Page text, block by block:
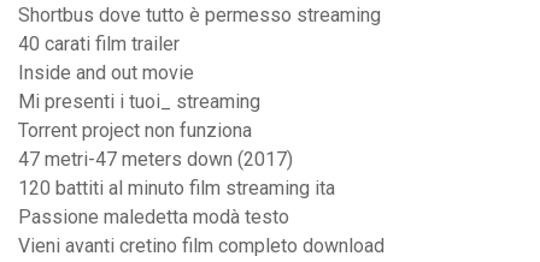
Shortbus dove tutto è permesso streaming
40 carati film trailer
Inside and out movie
Mi presenti i tuoi_ streaming
Torrent project non funziona
47 metri-47 meters down (2017)
120 battiti al minuto film streaming ita
Passione maledetta modà testo
Vieni avanti cretino film completo download